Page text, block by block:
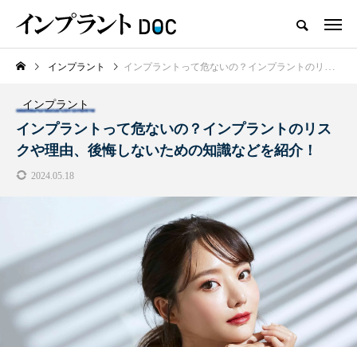
おすすめ名医紹介
横浜市おすすめの歯がボロボロの
名医3人
2025.10.21
インプラント インプラントって危ないの？インプラントのリスクや理由、後悔しないための知識などを紹介！
インプラント
インプラントって危ないの？インプラントのリス
クや理由、後悔しないための知識などを紹介！
2024.05.18